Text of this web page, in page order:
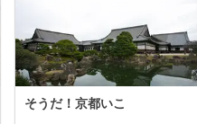
そうだ！京都いこ